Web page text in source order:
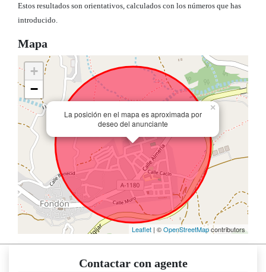
Estos resultados son orientativos, calculados con los números que has
introducido.
Mapa
La posición en el mapa es aproximada por
deseo del anunciante
×
+
−
Leaflet | ©OpenStreetMapcontributors
Contactar con agente